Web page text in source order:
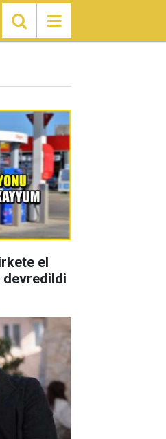
el
devredildi